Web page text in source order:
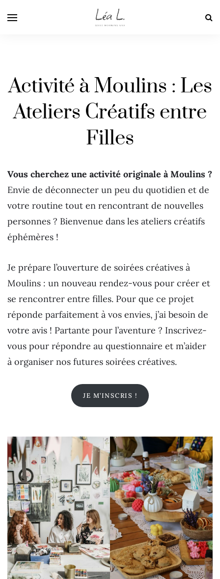
Activité à Moulins : Les
Ateliers Créatifs entre
Filles
Vous cherchez une activité originale à Moulins ?
Envie de déconnecter un peu du quotidien et de
votre routine tout en rencontrant de nouvelles
personnes ? Bienvenue dans les ateliers créatifs
éphémères !
Je prépare l’ouverture de soirées créatives à
Moulins : un nouveau rendez-vous pour créer et
se rencontrer entre filles. Pour que ce projet
réponde parfaitement à vos envies, j’ai besoin de
votre avis ! Partante pour l’aventure ? Inscrivez-
vous pour répondre au questionnaire et m’aider
à organiser nos futures soirées créatives.
JE M’INSCRIS !